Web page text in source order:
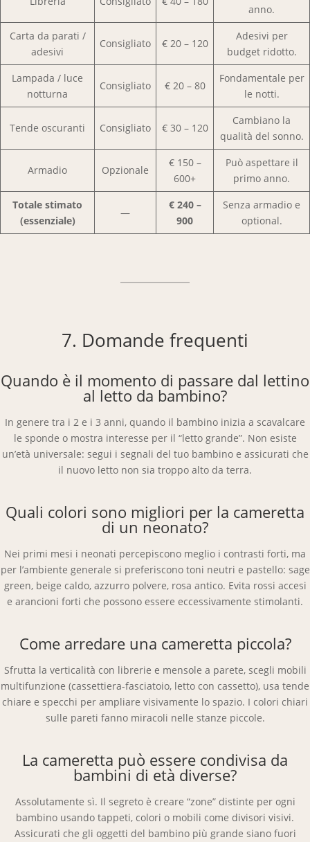
anno.
Carta da parati /
adesivi
Consigliato € 20 – 120
Adesivi per
budget ridotto.
Lampada / luce
notturna
Consigliato € 20 – 80
Fondamentale per
le notti.
Tende oscuranti Consigliato € 30 – 120
Cambiano la
qualità del sonno.
Armadio Opzionale
€ 150 –
600+
Può aspettare il
primo anno.
Totale stimato
(essenziale)
—
€ 240 –
900
Senza armadio e
optional.
7. Domande frequenti
Quando è il momento di passare dal lettino
al letto da bambino?
In genere tra i 2 e i 3 anni, quando il bambino inizia a scavalcare
le sponde o mostra interesse per il “letto grande”. Non esiste
un’età universale: segui i segnali del tuo bambino e assicurati che
il nuovo letto non sia troppo alto da terra.
Quali colori sono migliori per la cameretta
di un neonato?
Nei primi mesi i neonati percepiscono meglio i contrasti forti, ma
per l’ambiente generale si preferiscono toni neutri e pastello: sage
green, beige caldo, azzurro polvere, rosa antico. Evita rossi accesi
e arancioni forti che possono essere eccessivamente stimolanti.
Come arredare una cameretta piccola?
Sfrutta la verticalità con librerie e mensole a parete, scegli mobili
multifunzione (cassettiera-fasciatoio, letto con cassetto), usa tende
chiare e specchi per ampliare visivamente lo spazio. I colori chiari
sulle pareti fanno miracoli nelle stanze piccole.
La cameretta può essere condivisa da
bambini di età diverse?
Assolutamente sì. Il segreto è creare “zone” distinte per ogni
bambino usando tappeti, colori o mobili come divisori visivi.
Assicurati che gli oggetti del bambino più grande siano fuori